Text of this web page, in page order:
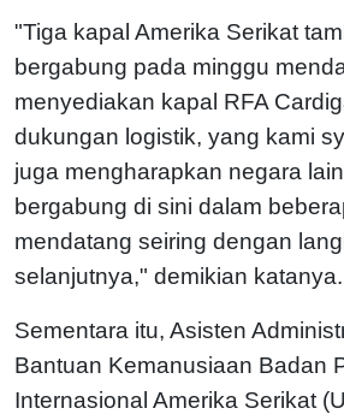
"Tiga kapal Amerika Serikat
bergabung pada minggu
menyediakan kapal RFA
dukungan logistik, yang kami
juga mengharapkan negara
bergabung di sini dalam
mendatang seiring dengan
selanjutnya," demikian katanya.
Sementara itu, Asisten
Bantuan Kemanusiaan Badan
Internasional Amerika Serikat